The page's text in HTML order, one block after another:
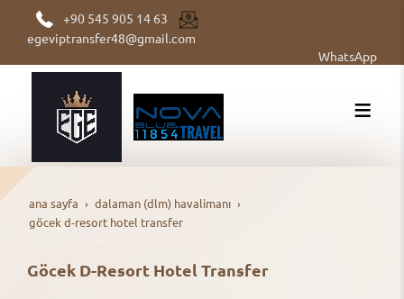
+90 545 905 14 63
egeviptransfer48@gmail.com
WhatsApp
ana sayfa
dalaman (dlm) havalimanı
göcek d-resort hotel transfer
Göcek D-Resort Hotel Transfer